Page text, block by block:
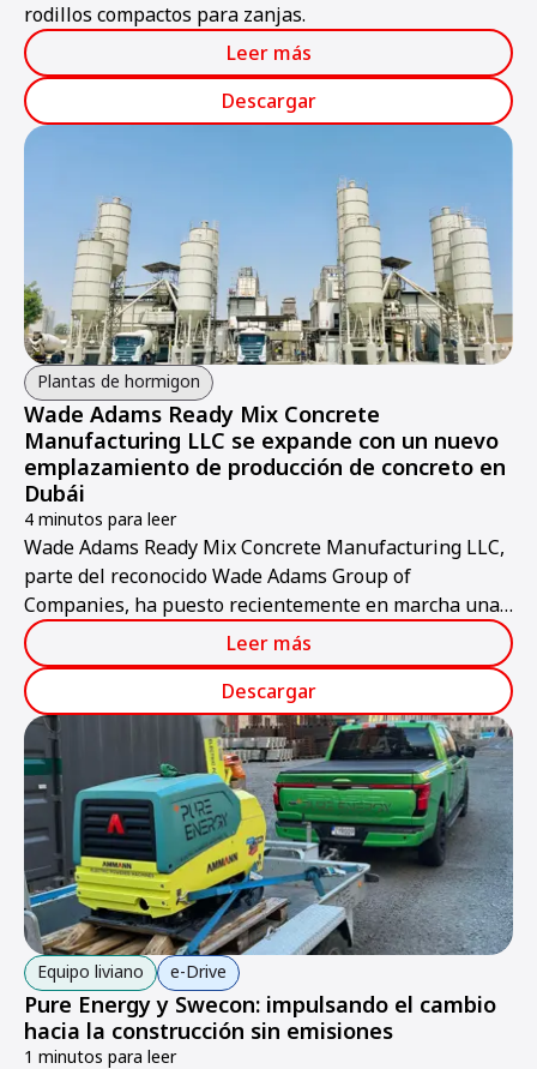
rodillos compactos para zanjas.
Leer más
Descargar
Plantas de hormigon
Wade Adams Ready Mix Concrete
Manufacturing LLC se expande con un nuevo
emplazamiento de producción de concreto en
Dubái
4 minutos para leer
Wade Adams Ready Mix Concrete Manufacturing LLC,
parte del reconocido Wade Adams Group of
Companies, ha puesto recientemente en marcha una
nueva instalación de producción de concreto de última
generación en Jabel Ali, Dubái.
Leer más
Descargar
Equipo liviano e-Drive
Pure Energy y Swecon: impulsando el cambio
hacia la construcción sin emisiones
1 minutos para leer